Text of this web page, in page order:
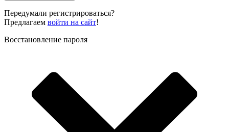
Передумали регистрироваться?
Предлагаем войти на сайт!
Восстановление пароля